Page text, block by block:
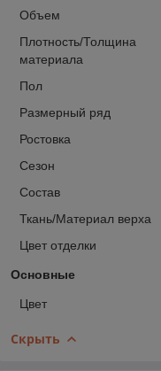
Объем
Плотность/Толщина
материала
Пол
Размерный ряд
Ростовка
Сезон
Состав
Ткань/Материал верха
Цвет отделки
Основные
Цвет
Скрыть